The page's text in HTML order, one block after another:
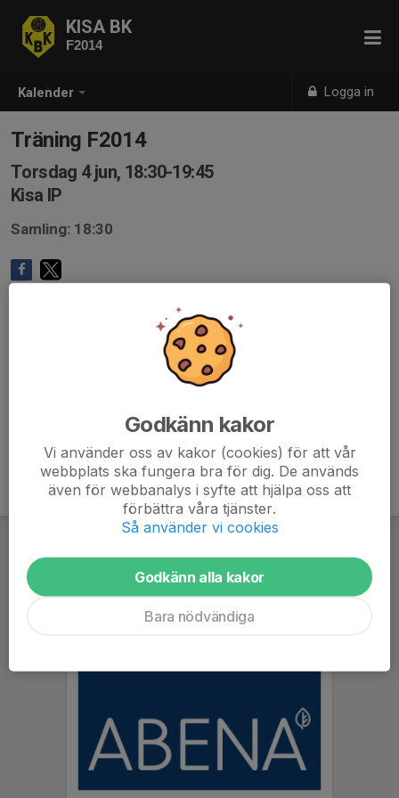
Kalender Logga in
KISA BK
F2014
Träning F2014
Torsdag 4 jun, 18:30-19:45
Kisa IP
Samling: 18:30
Godkänn kakor
Vi använder oss av kakor (cookies) för att vår
webbplats ska fungera bra för dig. De används
även för webbanalys i syfte att hjälpa oss att
förbättra våra tjänster.
Så använder vi cookies
Godkänn alla kakor
Bara nödvändiga